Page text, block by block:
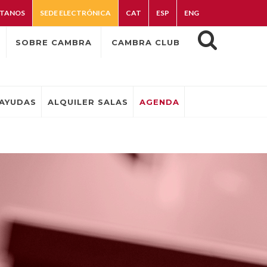
SEDE ELECTRÓNICA CAT ESP ENG
SOBRE CAMBRA CAMBRA CLUB
ALQUILER SALAS AGENDA